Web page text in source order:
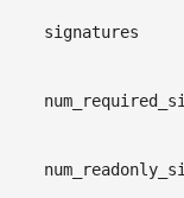
signatures